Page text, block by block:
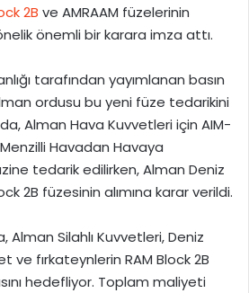
s
t
g
ö
n
d
e
r
e
2B ve AMRAAM füzelerinin
önemli bir karara imza attı.
tarafından yayımlanan basın
ordusu bu yeni füze tedarikini
Alman Hava Kuvvetleri için AIM-
Havadan Havaya
tedarik edilirken, Alman Deniz
2B füzesinin alımına karar verildi.
Alman Silahlı Kuvvetleri, Deniz
ve fırkateynlerin RAM Block 2B
hedefliyor. Toplam maliyeti